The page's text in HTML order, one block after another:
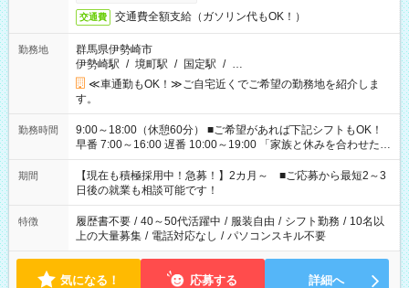
交通費 交通費全額支給（ガソリン代もOK！）
勤務地
群馬県伊勢崎市
伊勢崎駅 / 境町駅 / 国定駅 / …
≪車通勤もOK！≫ご自宅近くでご希望の勤務地を紹介しま
す。
勤務時間
9:00～18:00（休憩60分） ■ご希望があれば下記シフトもOK！
早番 7:00～16:00 遅番 10:00～19:00 「家族と休みを合わせた
い」 「余裕を持って夕飯の準備がしたい」 「できれば残業はし
たくない」 など、ご希望を教えてくださいね。 ※Wワーク希望
の方へ 今ご覧のお仕事で希望する勤務時間と、もう1つのお仕事
の勤務時間。 合計で週40時間を超える場合は応募できません。
期間
【現在も積極採用中！急募！】2カ月～ ■ご応募から最短2～3
日後の就業も相談可能です！
特徴 履歴書不要 / 40～50代活躍中 / 服装自由 / シフト勤務 / 10名以
上の大量募集 / 電話対応なし / パソコンスキル不要
気になる！ 応募する 詳細へ